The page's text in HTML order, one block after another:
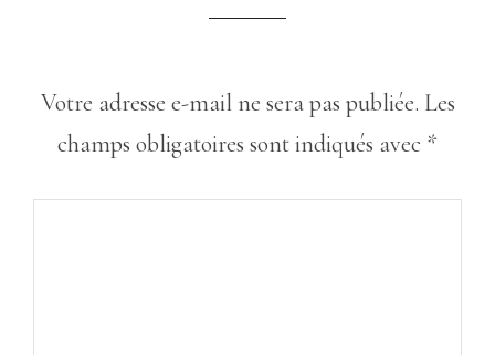
Votre adresse e-mail ne sera pas publiée. Les
champs obligatoires sont indiqués avec *